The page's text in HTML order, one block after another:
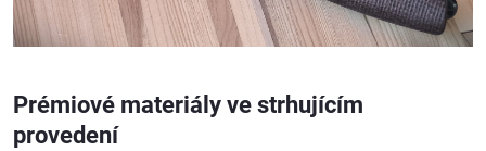
Prémiové materiály ve strhujícím
provedení